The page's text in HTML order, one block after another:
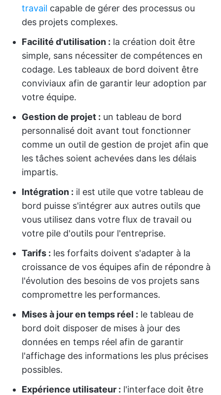
travail capable de gérer des processus ou
des projets complexes.
Facilité d'utilisation : la création doit être
simple, sans nécessiter de compétences en
codage. Les tableaux de bord doivent être
conviviaux afin de garantir leur adoption par
votre équipe.
Gestion de projet : un tableau de bord
personnalisé doit avant tout fonctionner
comme un outil de gestion de projet afin que
les tâches soient achevées dans les délais
impartis.
Intégration : il est utile que votre tableau de
bord puisse s'intégrer aux autres outils que
vous utilisez dans votre flux de travail ou
votre pile d'outils pour l'entreprise.
Tarifs : les forfaits doivent s'adapter à la
croissance de vos équipes afin de répondre à
l'évolution des besoins de vos projets sans
compromettre les performances.
Mises à jour en temps réel : le tableau de
bord doit disposer de mises à jour des
données en temps réel afin de garantir
l'affichage des informations les plus précises
possibles.
Expérience utilisateur : l'interface doit être